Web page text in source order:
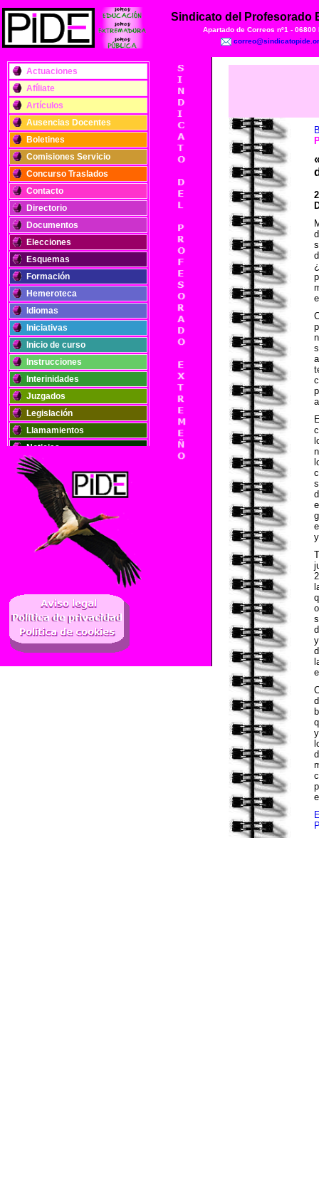
Sindicato del Profesorado
Apartado de Correos nº1 - 06800
Actuaciones
Afíliate
Artículos
Ausencias Docentes
Boletines
Comisiones Servicio
Concurso Traslados
Contacto
Directorio
Documentos
Elecciones
Esquemas
Formación
Hemeroteca
Idiomas
Iniciativas
Inicio de curso
Instrucciones
Interinidades
Juzgados
Legislación
Llamamientos
Noticias
Oposiciones
Plantillas
Publicaciones
Registros
Retribuciones
Solidaridad